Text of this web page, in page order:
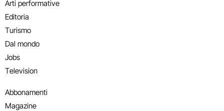
Arti performative
Editoria
Turismo
Dal mondo
Jobs
Television
Abbonamenti
Magazine